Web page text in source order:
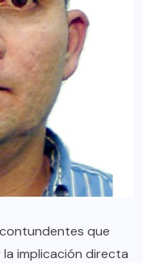
que
implicación directa